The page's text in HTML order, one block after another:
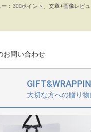
やわらかな女性の美しさ
す。大人が持つデイリーバ
：300ポイント、文章+画像レビ
お問い合わせ
大切な方への贈り物